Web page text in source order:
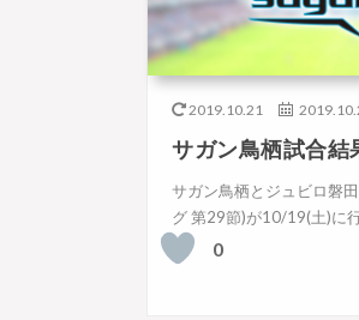
2019.10.21
サガン鳥栖試合結
サガン鳥栖とジュビロ磐
グ 第29節)が10/19(土)に
0